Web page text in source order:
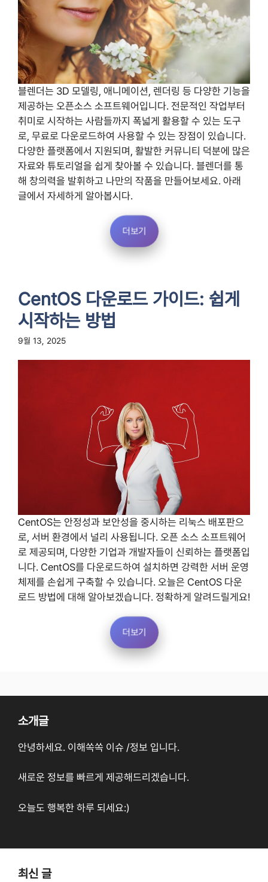
블렌더는 3D 모델링, 애니메이션, 렌더링 등 다양한 기능을
제공하는 오픈소스 소프트웨어입니다. 전문적인 작업부터
취미로 시작하는 사람들까지 폭넓게 활용할 수 있는 도구
로, 무료로 다운로드하여 사용할 수 있는 장점이 있습니다.
다양한 플랫폼에서 지원되며, 활발한 커뮤니티 덕분에 많은
자료와 튜토리얼을 쉽게 찾아볼 수 있습니다. 블렌더를 통
해 창의력을 발휘하고 나만의 작품을 만들어보세요. 아래
글에서 자세하게 알아봅시다.
더보기
CentOS 다운로드 가이드: 쉽게
시작하는 방법
9월 13, 2025
CentOS는 안정성과 보안성을 중시하는 리눅스 배포판으
로, 서버 환경에서 널리 사용됩니다. 오픈 소스 소프트웨어
로 제공되며, 다양한 기업과 개발자들이 신뢰하는 플랫폼입
니다. CentOS를 다운로드하여 설치하면 강력한 서버 운영
체제를 손쉽게 구축할 수 있습니다. 오늘은 CentOS 다운
로드 방법에 대해 알아보겠습니다. 정확하게 알려드릴게요!
더보기
소개글
안녕하세요. 이해쏙쏙 이슈 /정보 입니다.
새로운 정보를 빠르게 제공해드리겠습니다.
오늘도 행복한 하루 되세요:)
최신 글